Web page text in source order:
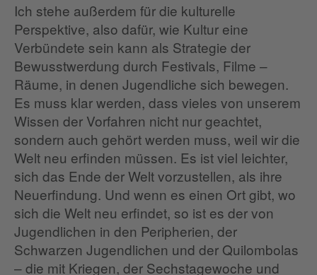
Ich stehe außerdem für die kulturelle
Perspektive, also dafür, wie Kultur eine
Verbündete sein kann als Strategie der
Bewusstwerdung durch Festivals, Filme –
Räume, in denen Jugendliche sich bewegen.
Es muss klar werden, dass vieles von unserem
Wissen der Vorfahren nicht nur geachtet,
sondern auch gehört werden muss, weil wir die
Welt neu erfinden müssen. Es ist viel leichter,
sich das Ende der Welt vorzustellen, als ihre
Neuerfindung. Und wenn es einen Ort gibt, wo
sich die Welt neu erfindet, so ist es der von
Jugendlichen in den Peripherien, der
Schwarzen Jugendlichen und der Quilombolas
– die mit Kriegen, der Sechstagewoche und